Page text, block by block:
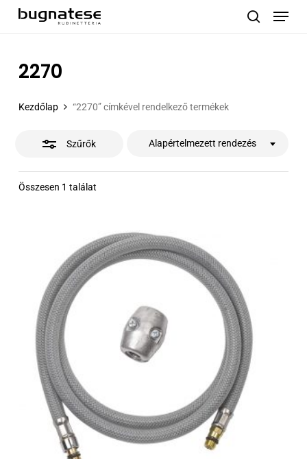
Menu
2270
Kezdőlap “2270” címkével rendelkező termékek
Szűrők
Összesen 1 találat
Alapértelmezett rendezés